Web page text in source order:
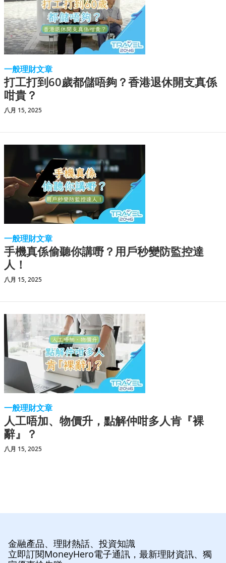
一般理財文章
打工打到60歲都儲唔夠？香港退休開支真係
咁貴？
八月 15, 2025
一般理財文章
手機真係偷聽你講嘢？用戶秒變防監控達
人！
八月 15, 2025
一般理財文章
人工唔加、物價升，點解仲咁多人肯『裸
辭』？
八月 15, 2025
金融產品、理財熱話、投資知識
立即訂閱MoneyHero電子通訊，最新理財資訊、獨